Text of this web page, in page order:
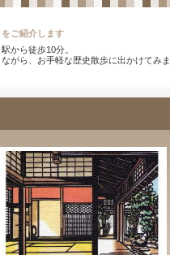
ご紹介します
から徒歩10分。
がら、お手軽な歴史散歩に出かけてみま